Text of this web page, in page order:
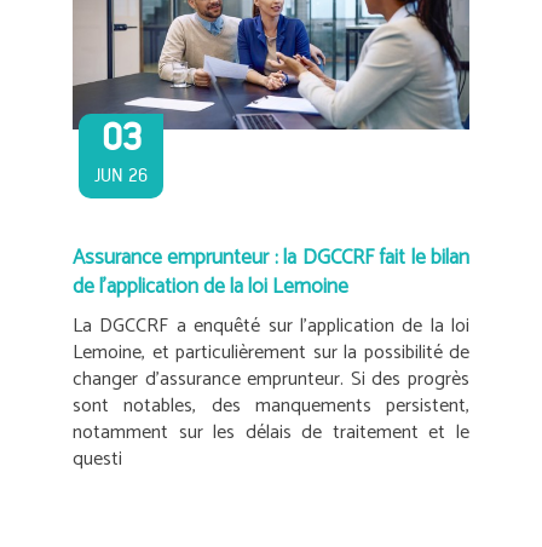
03
JUN 26
Assurance emprunteur : la DGCCRF fait le bilan
de l’application de la loi Lemoine
La DGCCRF a enquêté sur l’application de la loi
Lemoine, et particulièrement sur la possibilité de
changer d’assurance emprunteur. Si des progrès
sont notables, des manquements persistent,
notamment sur les délais de traitement et le
questi